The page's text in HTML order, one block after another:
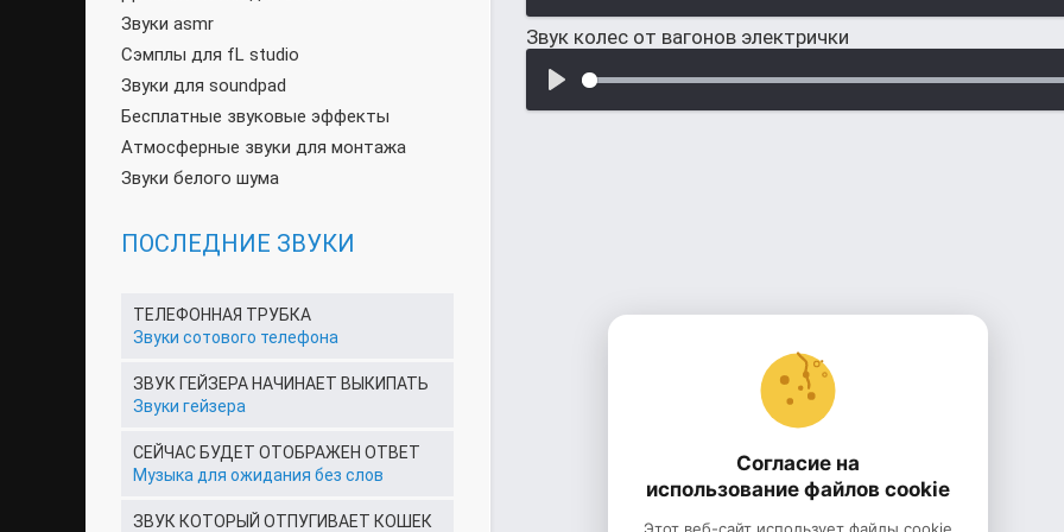
Звук колес от вагонов электрички
Звуки asmr
Сэмплы для fL studio
Звуки для soundpad
Бесплатные звуковые эффекты
Атмосферные звуки для монтажа
Звуки белого шума
ПОСЛЕДНИЕ ЗВУКИ
ТЕЛЕФОННАЯ ТРУБКА
Звуки сотового телефона
ЗВУК ГЕЙЗЕРА НАЧИНАЕТ ВЫКИПАТЬ
Звуки гейзера
СЕЙЧАС БУДЕТ ОТОБРАЖЕН ОТВЕТ
Музыка для ожидания без слов
ЗВУК КОТОРЫЙ ОТПУГИВАЕТ КОШЕК
Согласие на
использование файлов cookie